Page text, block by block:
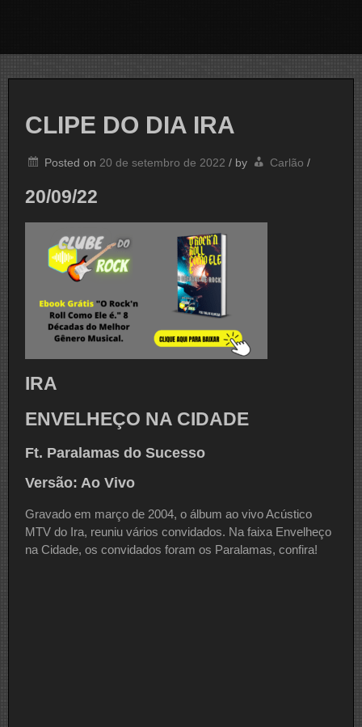
CLIPE DO DIA IRA
Posted on 20 de setembro de 2022 / by Carlão /
20/09/22
IRA
ENVELHEÇO NA CIDADE
Ft. Paralamas do Sucesso
Versão: Ao Vivo
Gravado em março de 2004, o álbum ao vivo Acústico
MTV do Ira, reuniu vários convidados. Na faixa Envelheço
na Cidade, os convidados foram os Paralamas, confira!